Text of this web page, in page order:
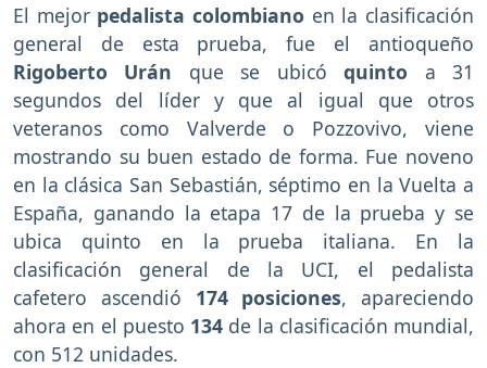
El mejor pedalista colombiano en la clasificación
general de esta prueba, fue el antioqueño
Rigoberto Urán que se ubicóquinto a 31
segundos del líder y que al igual que otros
veteranos como Valverde o Pozzovivo, viene
mostrando su buen estado de forma. Fue noveno
en la clásica San Sebastián, séptimo en la Vuelta a
España, ganando la etapa 17 de la prueba y se
ubica quinto en la prueba italiana. En la
clasificación general de la UCI, el pedalista
cafetero ascendió 174 posiciones, apareciendo
ahora en el puesto 134 de la clasificación mundial,
con 512 unidades.